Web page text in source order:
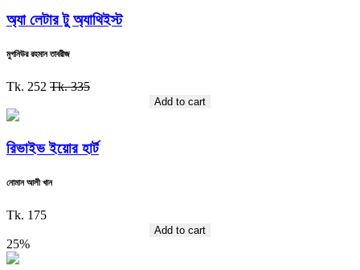
অ্যা লেটার টু অ্যাথিইস্ট
মুগনিউর রহমান তাবরীজ
Tk. 252 Tk. 335
Add to cart
রিভাইভ ইয়োর হার্ট
নোমান আলী খান
Tk. 175
Add to cart
25%